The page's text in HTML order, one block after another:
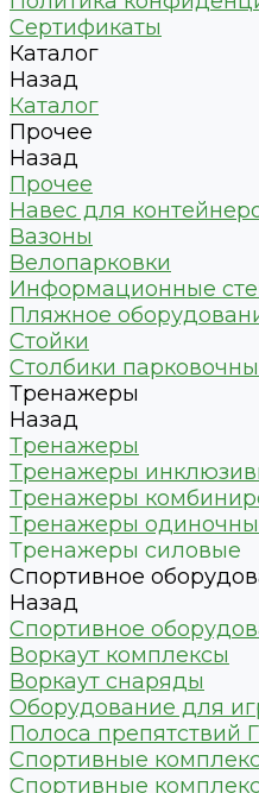
Сертификаты
Каталог
Назад
Каталог
Прочее
Назад
Прочее
Навес для
Вазоны
Велопарковки
Информационные
Пляжное
Стойки
Столбики
Тренажеры
Назад
Тренажеры
Тренажеры
Тренажеры
Тренажеры
Тренажеры силовые
Спортивное
Назад
Спортивное
Воркаут комплексы
Воркаут снаряды
Оборудование для
Полоса препятствий
Спортивные
Спортивные